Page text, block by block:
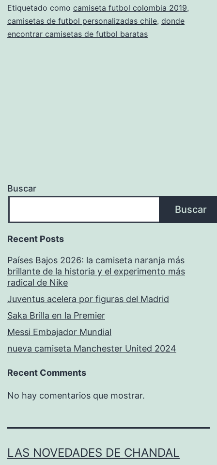
Etiquetado como camiseta futbol colombia 2019,
camisetas de futbol personalizadas chile, donde
encontrar camisetas de futbol baratas
Buscar
Buscar
Recent Posts
Países Bajos 2026: la camiseta naranja más
brillante de la historia y el experimento más
radical de Nike
Juventus acelera por figuras del Madrid
Saka Brilla en la Premier
Messi Embajador Mundial
nueva camiseta Manchester United 2024
Recent Comments
No hay comentarios que mostrar.
LAS NOVEDADES DE CHANDAL